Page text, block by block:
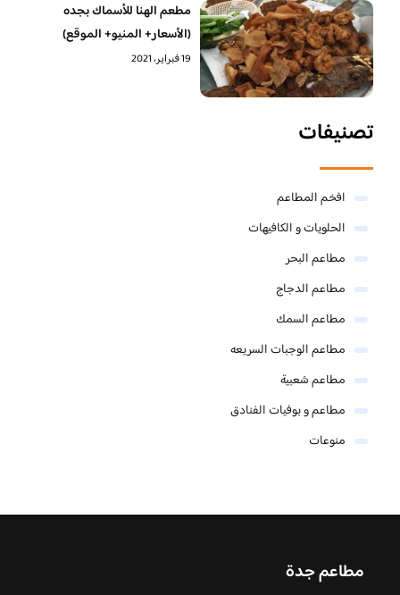
مطعم الهنا للأسماك بجده
(الأسعار+ المنيو+ الموقع)
19 فبراير، 2021
تصنيفات
افخم المطاعم
الحلويات و الكافيهات ‎
مطاعم البحر
مطاعم الدجاج
مطاعم السمك
مطاعم الوجبات السريعه
مطاعم شعبية
مطاعم و بوفيات الفنادق
منوعات
مطاعم جدة